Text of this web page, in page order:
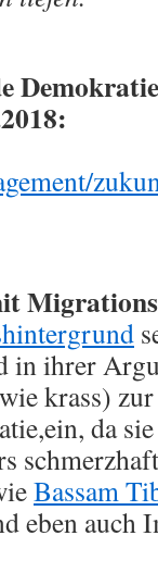
in ihrer
krass)
da
Bassam
eben auch